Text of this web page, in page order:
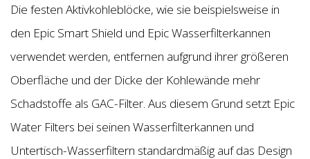
Die festen Aktivkohleblöcke, wie sie beispielsweise in
den Epic Smart Shield und Epic Wasserfilterkannen
verwendet werden, entfernen aufgrund ihrer größeren
Oberfläche und der Dicke der Kohlewände mehr
Schadstoffe als GAC-Filter. Aus diesem Grund setzt Epic
Water Filters bei seinen Wasserfilterkannen und
Untertisch-Wasserfiltern standardmäßig auf das Design